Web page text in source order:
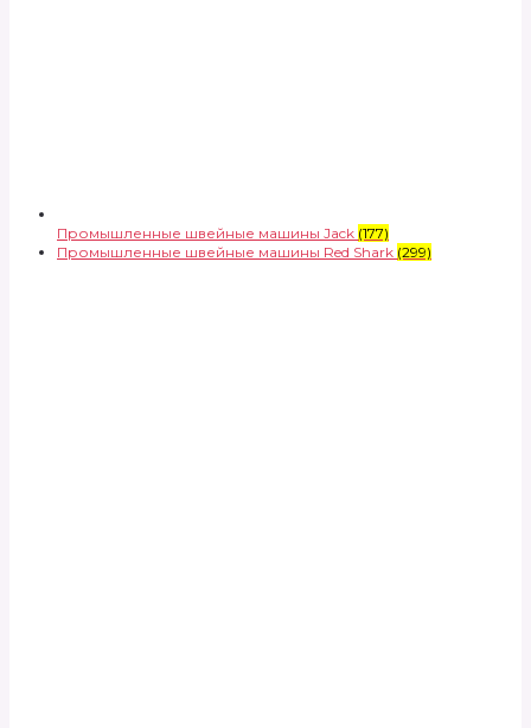
Промышленные швейные машины Jack (177)
Промышленные швейные машины Red Shark (299)